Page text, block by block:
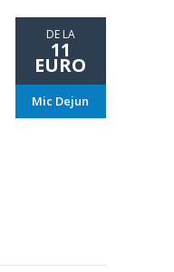
DE LA
11
EURO
Mic Dejun